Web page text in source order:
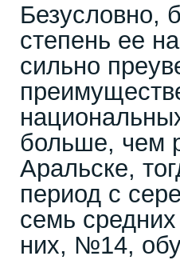
Безусловно,
степень ее
сильно
больше, чем
Аральске,
период с
семь
них, №14,